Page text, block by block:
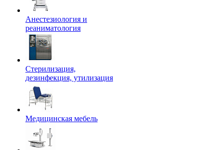
Анестезиология и
реаниматология
Стерилизация,
дезинфекция, утилизация
Медицинская мебель